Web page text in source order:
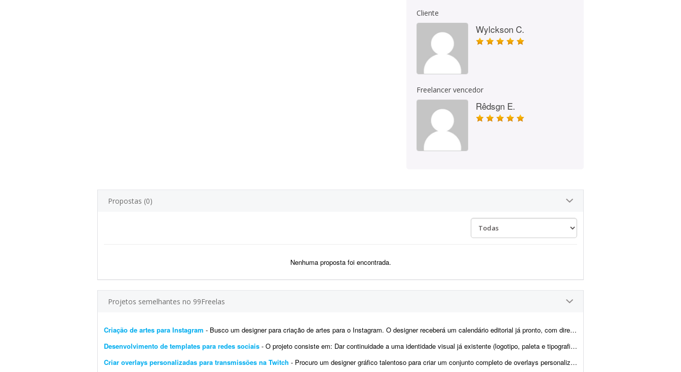
Cliente
Wylckson C.
Freelancer vencedor
Rêdsgn E.
Propostas (0)
Nenhuma proposta foi encontrada.
Projetos semelhantes no 99Freelas
Criação de artes para Instagram - Busco um designer para criação de artes para o Instagram. O designer receberá um calendário editorial já pronto, com direcionamento de headlines, subheadlines e ...
Desenvolvimento de templates para redes sociais - O projeto consiste em: Dar continuidade a uma identidade visual já existente (logotipo, paleta e tipografia já estão prontos). Já possuem brand kit pronto e a demo da p...
Criar overlays personalizadas para transmissões na Twitch - Procuro um designer gráfico talentoso para criar um conjunto completo de overlays personalizadas para minhas transmissões na Twitch. O objetivo é aprimorar a experiência ...